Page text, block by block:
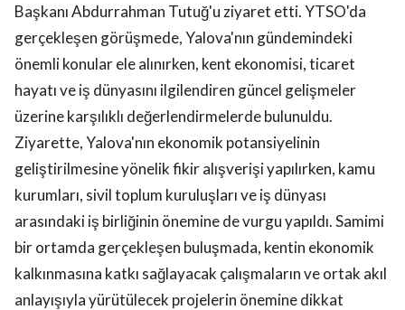
Başkanı Abdurrahman Tutuğ'u ziyaret etti. YTSO'da
gerçekleşen görüşmede, Yalova'nın gündemindeki
önemli konular ele alınırken, kent ekonomisi, ticaret
hayatı ve iş dünyasını ilgilendiren güncel gelişmeler
üzerine karşılıklı değerlendirmelerde bulunuldu.
Ziyarette, Yalova'nın ekonomik potansiyelinin
geliştirilmesine yönelik fikir alışverişi yapılırken, kamu
kurumları, sivil toplum kuruluşları ve iş dünyası
arasındaki iş birliğinin önemine de vurgu yapıldı. Samimi
bir ortamda gerçekleşen buluşmada, kentin ekonomik
kalkınmasına katkı sağlayacak çalışmaların ve ortak akıl
anlayışıyla yürütülecek projelerin önemine dikkat